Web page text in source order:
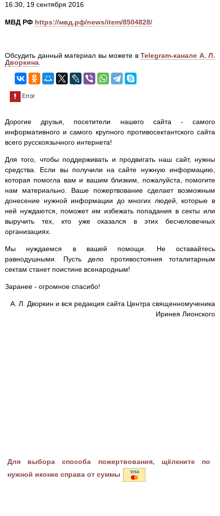
16:30, 19 сентября 2016
МВД РФ https://мвд.рф/news/item/8504828/
Обсудить данный материал вы можете в Telegram-канале А. Л.
Дворкина.
Дорогие друзья, посетители нашего сайта - самого
информативного и самого крупного противосектантского сайта
всего русскоязычного интернета!
Для того, чтобы поддерживать и продвигать наш сайт, нужны
средства. Если вы получили на сайте нужную информацию,
которая помогла вам и вашим близким, пожалуйста, помогите
нам материально. Ваше пожертвование сделает возможным
донесение нужной информации до многих людей, которые в
ней нуждаются, поможет им избежать попадания в секты или
выручить тех, кто уже оказался в этих бесчеловечных
организациях.
Мы нуждаемся в вашей помощи. Не оставайтесь
равнодушными. Пусть дело противостояния тоталитарным
сектам станет поистине всенародным!
Заранее - огромное спасибо!
А. Л. Дворкин и вся редакция сайта Центра священномученика
Иринея Лионского
Для выбора способа пожертвования, щёлкните по
нужной иконке справа от суммы